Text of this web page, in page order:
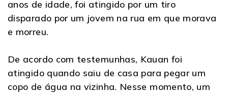
anos de idade, foi atingido por um tiro
disparado por um jovem na rua em que morava
e morreu.
De acordo com testemunhas, Kauan foi
atingido quando saiu de casa para pegar um
copo de água na vizinha. Nesse momento, um